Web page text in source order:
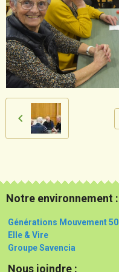
Notre environnement :
Générations Mouvement 50
Elle & Vire
Groupe Savencia
Nous joindre :